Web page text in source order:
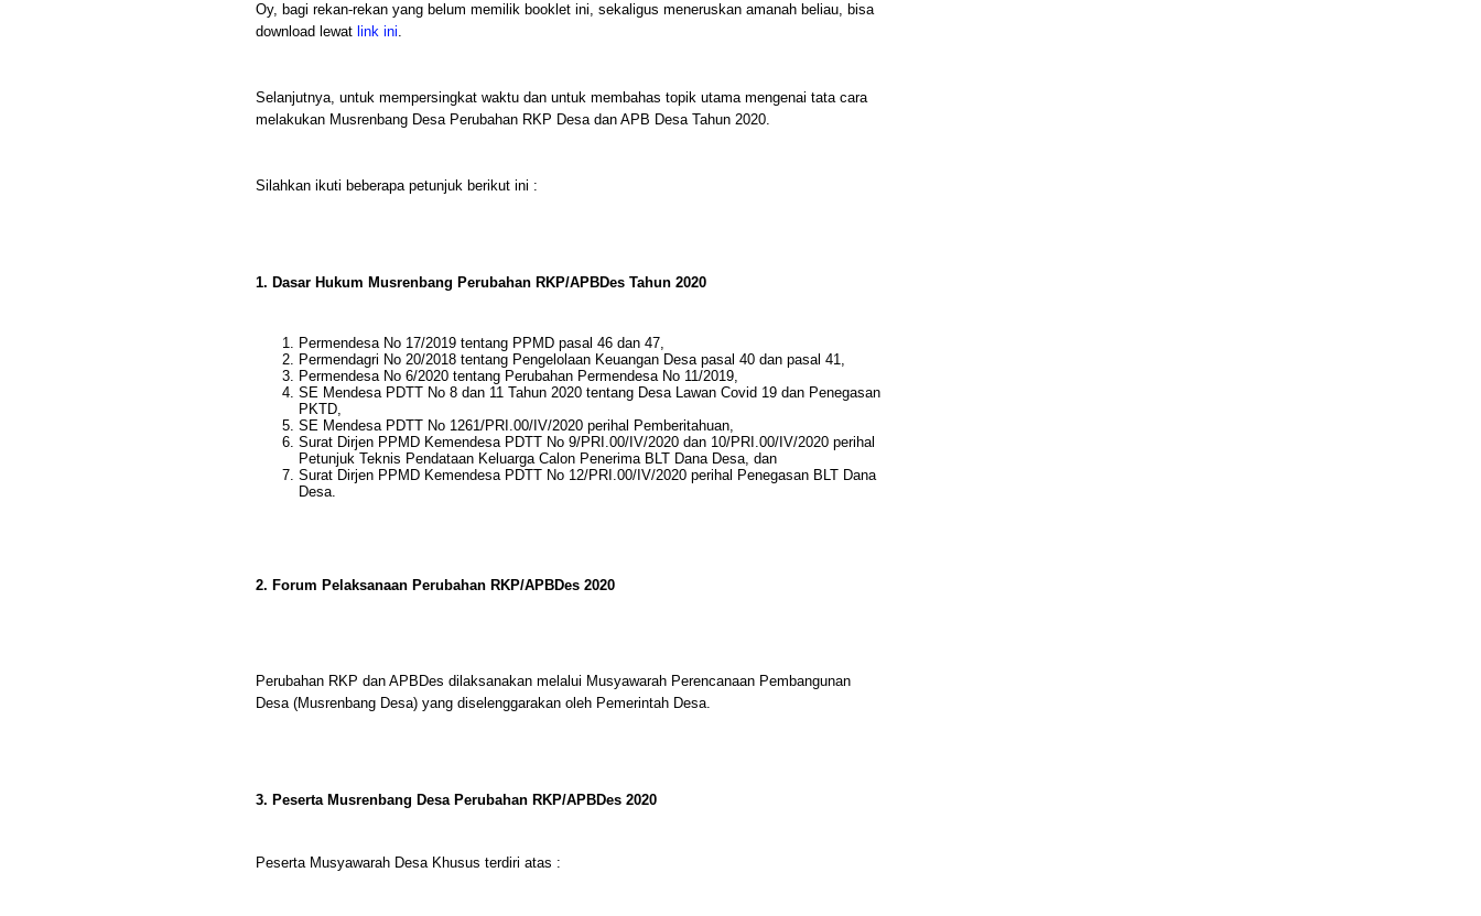
Oy, bagi rekan-rekan yang belum memilik booklet ini, sekaligus meneruskan amanah beliau, bisa
download lewat link ini.
Selanjutnya, untuk mempersingkat waktu dan untuk membahas topik utama mengenai tata cara
melakukan Musrenbang Desa Perubahan RKP Desa dan APB Desa Tahun 2020.
Silahkan ikuti beberapa petunjuk berikut ini :
1. Dasar Hukum Musrenbang Perubahan RKP/APBDes Tahun 2020
Permendesa No 17/2019 tentang PPMD pasal 46 dan 47,
Permendagri No 20/2018 tentang Pengelolaan Keuangan Desa pasal 40 dan pasal 41,
Permendesa No 6/2020 tentang Perubahan Permendesa No 11/2019,
SE Mendesa PDTT No 8 dan 11 Tahun 2020 tentang Desa Lawan Covid 19 dan Penegasan
PKTD,
SE Mendesa PDTT No 1261/PRI.00/IV/2020 perihal Pemberitahuan,
Surat Dirjen PPMD Kemendesa PDTT No 9/PRI.00/IV/2020 dan 10/PRI.00/IV/2020 perihal
Petunjuk Teknis Pendataan Keluarga Calon Penerima BLT Dana Desa, dan
Surat Dirjen PPMD Kemendesa PDTT No 12/PRI.00/IV/2020 perihal Penegasan BLT Dana
Desa.
2. Forum Pelaksanaan Perubahan RKP/APBDes 2020
Perubahan RKP dan APBDes dilaksanakan melalui Musyawarah Perencanaan Pembangunan
Desa (Musrenbang Desa) yang diselenggarakan oleh Pemerintah Desa.
3. Peserta Musrenbang Desa Perubahan RKP/APBDes 2020
Peserta Musyawarah Desa Khusus terdiri atas :